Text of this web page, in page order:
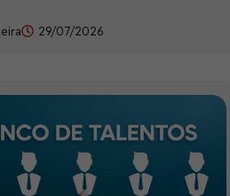
29/07/2026